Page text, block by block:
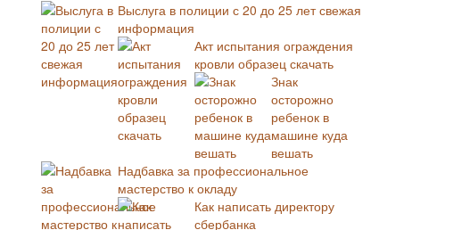
Выслуга в полиции с 20 до 25 лет свежая
информация
Акт испытания ограждения
кровли образец скачать
Знак
осторожно
ребенок в
машине куда
вешать
Надбавка за профессиональное
мастерство к окладу
Как написать директору
сбербанка